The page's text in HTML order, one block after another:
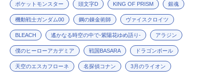
ポケットモンスター 頭文字D KING OF PRISM 銀魂
機動戦士ガンダム00 鋼の錬金術師 ヴァイスクロイツ
BLEACH 遙かなる時空の中で-紫陽花ゆめ語り- アラジン
僕のヒーローアカデミア 戦国BASARA ドラゴンボール
天空のエスカフローネ 名探偵コナン 3月のライオン